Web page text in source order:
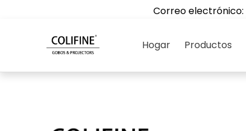
Correo electrónico:
Hogar Productos